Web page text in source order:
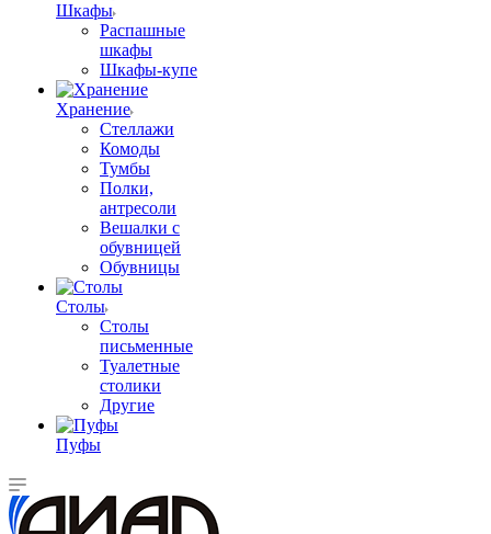
Шкафы
Распашные
шкафы
Шкафы-купе
Хранение
Стеллажи
Комоды
Тумбы
Полки,
антресоли
Вешалки с
обувницей
Обувницы
Столы
Столы
письменные
Туалетные
столики
Другие
Пуфы